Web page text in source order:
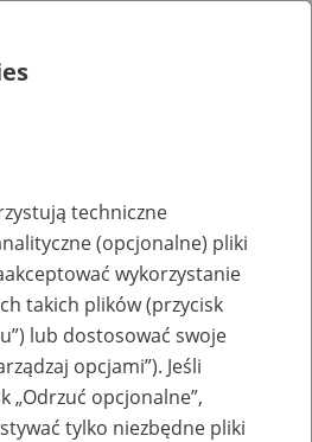
techniczne
(opcjonalne) pliki
wykorzystanie
takich plików (przycisk
lub dostosować swoje
opcjami”). Jeśli
„Odrzuć opcjonalne”,
tylko niezbędne pliki